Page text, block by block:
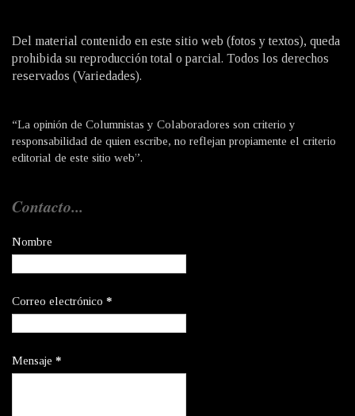
Del material contenido en este sitio web (fotos y textos), queda
prohibida su reproducción total o parcial. Todos los derechos
reservados (Variedades).
“La opinión de Columnistas y Colaboradores son criterio y
responsabilidad de quien escribe, no reflejan propiamente el criterio
editorial de este sitio web”.
Contacto...
Nombre
Correo electrónico *
Mensaje *